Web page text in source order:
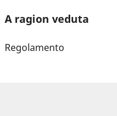
A ragion veduta
Regolamento